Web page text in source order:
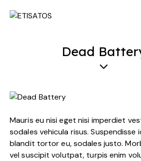
Dead
Mauris eu nisi eget nisi imperdiet
sodales vehicula risus. Suspendisse
blandit tortor eu, sodales justo.
vel suscipit volutpat, turpis enim